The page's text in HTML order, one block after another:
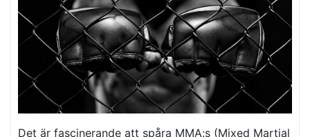
Det är fascinerande att spåra MMA:s (Mixed Martial